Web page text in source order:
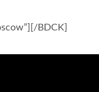
BDCK]